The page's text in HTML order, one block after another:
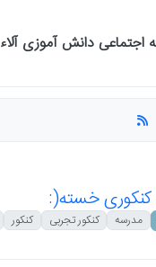
اجتماعی دانش آموزی آلاء
خسته(:
مدرسه کنکور تجربی کنکور